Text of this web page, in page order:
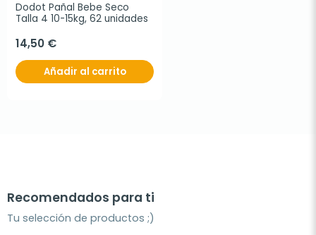
Dodot Pañal Bebe Seco
Talla 4 10-15kg, 62 unidades
14,50 €
Añadir al carrito
Recomendados para ti
Tu selección de productos ;)